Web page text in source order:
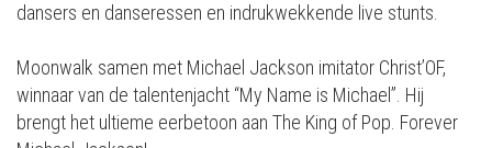
dansers en danseressen en indrukwekkende live stunts.
Moonwalk samen met Michael Jackson imitator Christ’OF,
winnaar van de talentenjacht “My Name is Michael”. Hij
brengt het ultieme eerbetoon aan The King of Pop. Forever